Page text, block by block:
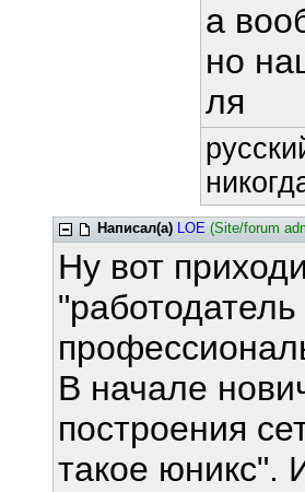
а
но
ля
Написал(а) LOE (Site/forum
Ну вот
В начале
построения
такое юникс".